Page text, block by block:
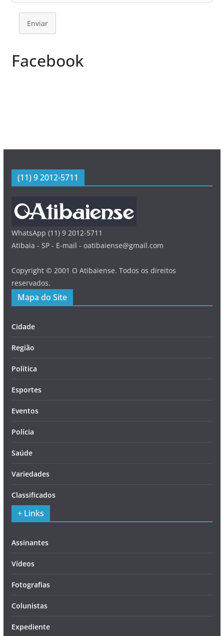
Enviar
Facebook
(11) 9 2012-5711
WhatsApp (11) 9 2012-5711
Atibaia - SP - E-mail - oatibaiense@gmail.com
Copyright © 2001 O Atibaiense. Todos os direitos
reservados.
Mapa do Site
Cidade
Região
Política
Esportes
Eventos
Polícia
Saúde
Variedades
Classificados
+ Links
Assinantes
Vídeos
Fotografias
Colunistas
Expediente